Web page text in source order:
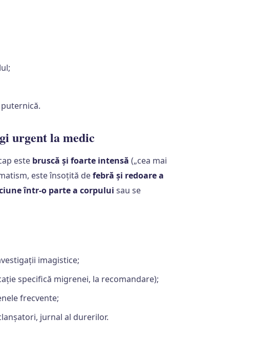
urgent la medic
este bruscă și foarte intensă („cea mai
este însoțită defebră și redoare a
într-o parte a corpului sau se
imagistice;
specifică migrenei, la recomandare);
frecvente;
jurnal al durerilor.